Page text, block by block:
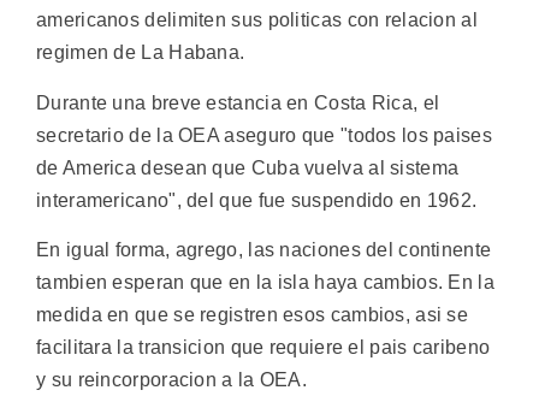
americanos delimiten sus politicas con relacion al
regimen de La Habana.
Durante una breve estancia en Costa Rica, el
secretario de la OEA aseguro que "todos los paises
de America desean que Cuba vuelva al sistema
interamericano", del que fue suspendido en 1962.
En igual forma, agrego, las naciones del continente
tambien esperan que en la isla haya cambios. En la
medida en que se registren esos cambios, asi se
facilitara la transicion que requiere el pais caribeno
y su reincorporacion a la OEA.